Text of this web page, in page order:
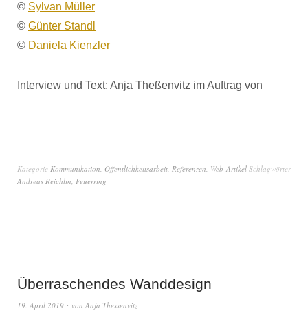
© Sylvan Müller
© Günter Standl
© Daniela Kienzler
Interview und Text: Anja Theßenvitz im Auftrag von
Kategorie Kommunikation, Öffentlichkeitsarbeit, Referenzen, Web-Artikel Schlagwörter
Andreas Reichlin, Feuerring
Überraschendes Wanddesign
19. April 2019 von Anja Thessenvitz